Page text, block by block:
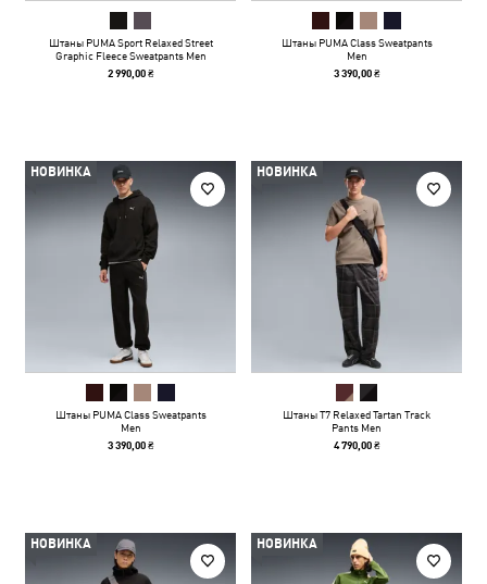
Штаны PUMA Sport Relaxed Street
Graphic Fleece Sweatpants Men
2 990,00 ₴
Штаны PUMA Class Sweatpants
Men
3 390,00 ₴
НОВИНКА
Штаны PUMA Class Sweatpants
Men
3 390,00 ₴
НОВИНКА
Штаны T7 Relaxed Tartan Track
Pants Men
4 790,00 ₴
НОВИНКА НОВИНКА